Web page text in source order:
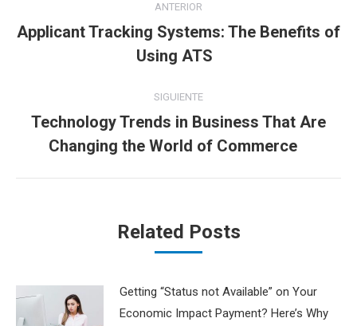
entre
publicaciones
ANTERIOR
Publicación
anterior:
Applicant Tracking Systems: The Benefits of
Using ATS
SIGUIENTE
Publicación
siguiente:
Technology Trends in Business That Are
Changing the World of Commerce
Related Posts
Getting “Status not Available” on Your
Economic Impact Payment? Here’s Why